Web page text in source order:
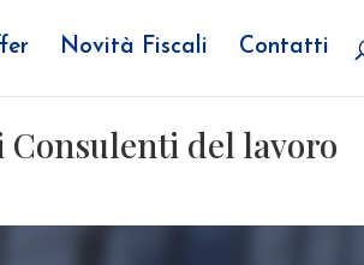
Novità Fiscali Contatti
del lavoro